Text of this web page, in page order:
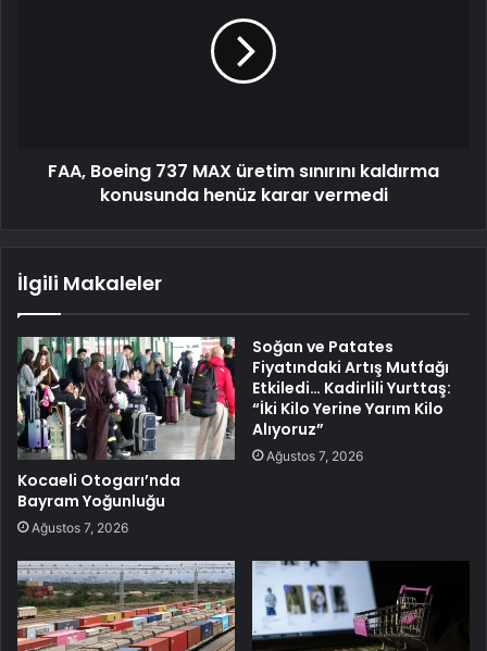
FAA, Boeing 737 MAX üretim sınırını kaldırma
konusunda henüz karar vermedi
İlgili Makaleler
Kocaeli Otogarı’nda
Bayram Yoğunluğu
Ağustos 7, 2026
Soğan ve Patates
Fiyatındaki Artış Mutfağı
Etkiledi… Kadirlili Yurttaş:
“İki Kilo Yerine Yarım Kilo
Alıyoruz”
Ağustos 7, 2026